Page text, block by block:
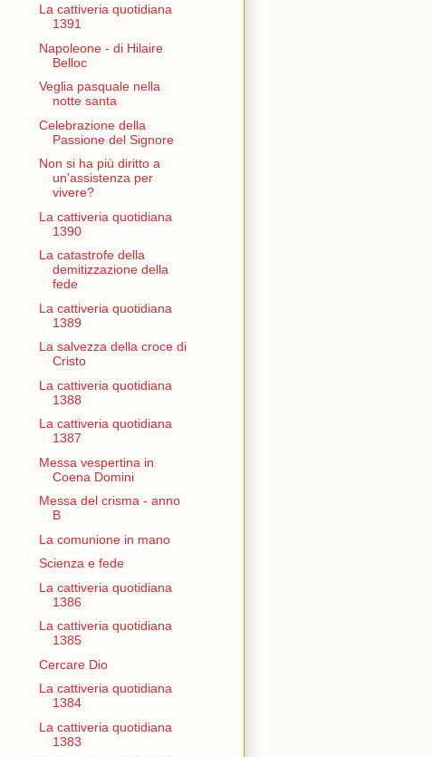
La cattiveria quotidiana
1391
Napoleone - di Hilaire
Belloc
Veglia pasquale nella
notte santa
Celebrazione della
Passione del Signore
Non si ha più diritto a
un'assistenza per
vivere?
La cattiveria quotidiana
1390
La catastrofe della
demitizzazione della
fede
La cattiveria quotidiana
1389
La salvezza della croce di
Cristo
La cattiveria quotidiana
1388
La cattiveria quotidiana
1387
Messa vespertina in
Coena Domini
Messa del crisma - anno
B
La comunione in mano
Scienza e fede
La cattiveria quotidiana
1386
La cattiveria quotidiana
1385
Cercare Dio
La cattiveria quotidiana
1384
La cattiveria quotidiana
1383